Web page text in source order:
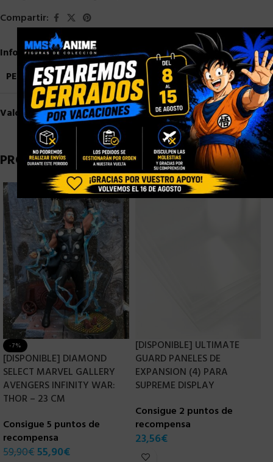
Compartir:
Información adicional
PESO
4,5 kg
Valoraciones (0)
PRODUCTOS RELACIONADOS
-7%
[DISPONIBLE] DIAMOND
SELECT MARVEL GALLERY
AVENGERS INFINITY WAR:
THOR – 23 CM
Consigue 5 puntos de
recompensa
59,90€55,90€
[DISPONIBLE] ULTIMATE
GUARD PANELES DE
EXPANSION (4) PARA
SUPREME DISPLAY
Consigue 2 puntos de
recompensa
23,56€
×